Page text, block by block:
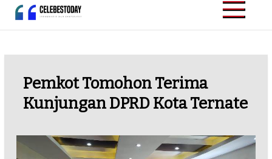
Skip
CELEBESTODAY.ID
Informatif dan
Pemkot Tomohon Terima
Kunjungan DPRD Kota Ternate